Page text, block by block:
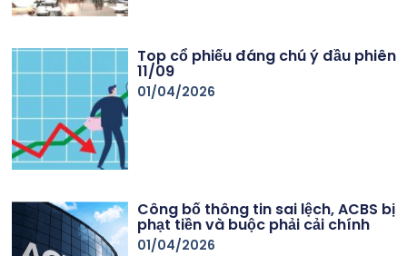
Top cổ phiếu đáng chú ý đầu phiên
11/09
01/04/2026
Công bố thông tin sai lệch, ACBS bị
phạt tiền và buộc phải cải chính
01/04/2026